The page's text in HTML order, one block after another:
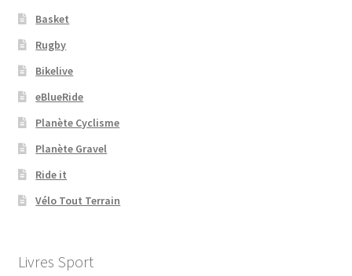
Basket
Rugby
Bikelive
eBlueRide
Planète Cyclisme
Planète Gravel
Ride it
Vélo Tout Terrain
Livres Sport